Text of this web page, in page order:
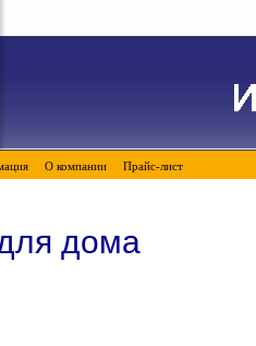
О компании Прайс-лист
дома